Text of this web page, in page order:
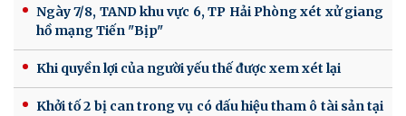
Ngày 7/8, TAND khu vực 6, TP Hải Phòng xét xử giang
hồ mạng Tiến "Bịp"
Khi quyền lợi của người yếu thế được xem xét lại
Khởi tố 2 bị can trong vụ có dấu hiệu tham ô tài sản tại